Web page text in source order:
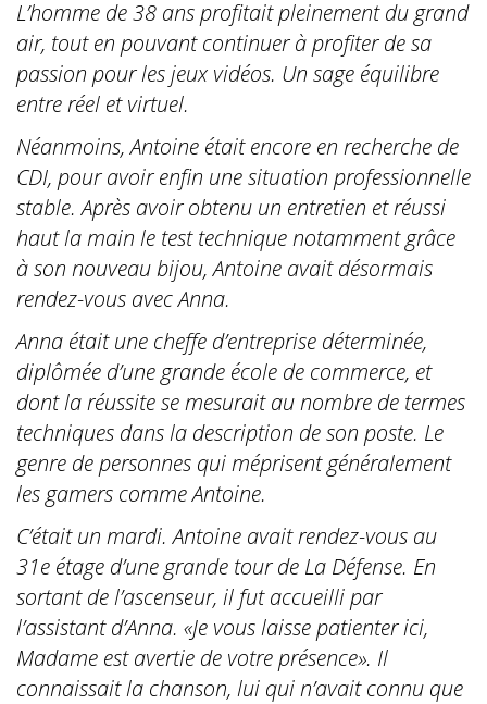
L’homme de 38 ans profitait pleinement du grand
air, tout en pouvant continuer à profiter de sa
passion pour les jeux vidéos. Un sage équilibre
entre réel et virtuel.
Néanmoins, Antoine était encore en recherche de
CDI, pour avoir enfin une situation professionnelle
stable. Après avoir obtenu un entretien et réussi
haut la main le test technique notamment grâce
à son nouveau bijou, Antoine avait désormais
rendez-vous avec Anna.
Anna était une cheffe d’entreprise déterminée,
diplômée d’une grande école de commerce, et
dont la réussite se mesurait au nombre de termes
techniques dans la description de son poste. Le
genre de personnes qui méprisent généralement
lesgamers comme Antoine.
C’était un mardi. Antoine avait rendez-vous au
31e étage d’une grande tour de La Défense. En
sortant de l’ascenseur, il fut accueilli par
l’assistant d’Anna. «Je vous laisse patienter ici,
Madame est avertie de votre présence». Il
connaissait la chanson, lui qui n’avait connu que